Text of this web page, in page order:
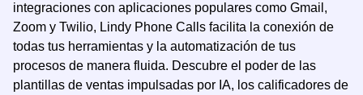
integraciones con aplicaciones populares como Gmail,
Zoom y Twilio, Lindy Phone Calls facilita la conexión de
todas tus herramientas y la automatización de tus
procesos de manera fluida. Descubre el poder de las
plantillas de ventas impulsadas por IA, los calificadores de